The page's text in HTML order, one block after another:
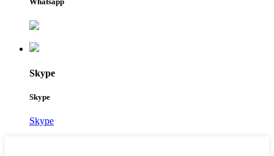
Skype
Skype
Skype